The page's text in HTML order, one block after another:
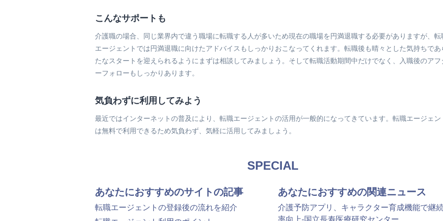
こんなサポートも
介護職の場合、同じ業界内で違う職場に転職する人が多いため現在の職場を円満退職する必要がありますが、転
エージェントでは円満退職に向けたアドバイスもしっかりおこなってくれます。転職後も晴々とした気持ちであ
たなスタートを迎えられるようにまずは相談してみましょう。そして転職活動期間中だけでなく、入職後のアフ
ーフォローもしっかりあります。
気負わずに利用してみよう
最近ではインターネットの普及により、転職エージェントの活用が一般的になってきています。転職エージェン
は無料で利用できるため気負わず、気軽に活用してみましょう。
SPECIAL
あなたにおすすめのサイトの記事
転職エージェントの登録後の流れを紹介
あなたにおすすめの関連ニュース
介護予防アプリ、キャラクター育成機能で継
率向上-国立長寿医療研究センター